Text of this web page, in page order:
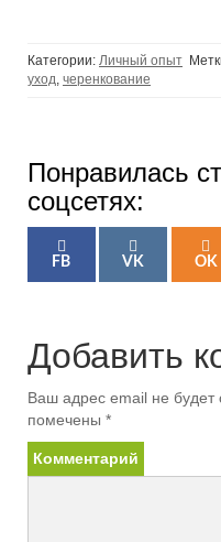
Категории: Личный опыт
уход, черенкование
Понравилась
соцсетях:
FB VK OK
Добавить
Ваш адрес email не будет
помечены *
Комментарий